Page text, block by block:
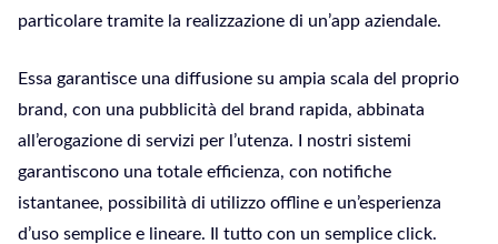
particolare tramite la realizzazione di un’app aziendale.
Essa garantisce una diffusione su ampia scala del proprio
brand, con una pubblicità del brand rapida, abbinata
all’erogazione di servizi per l’utenza. I nostri sistemi
garantiscono una totale efficienza, con notifiche
istantanee, possibilità di utilizzo offline e un’esperienza
d’uso semplice e lineare. Il tutto con un semplice click.